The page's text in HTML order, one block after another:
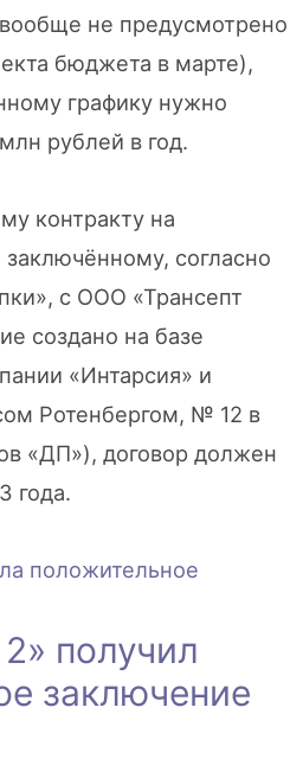
не предусмотрено
бюджета в марте),
графику нужно
рублей в год.
контракту на
заключённому, согласно
с ООО «Трансепт
создано на базе
«Интарсия» и
Ротенбергом, № 12 в
«ДП»), договор должен
года.
получил
заключение